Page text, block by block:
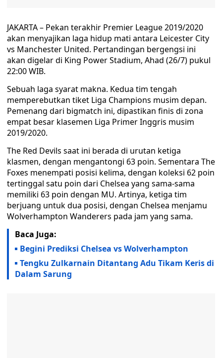
JAKARTA – Pekan terakhir Premier League 2019/2020
akan menyajikan laga hidup mati antara Leicester City
vs Manchester United. Pertandingan bergengsi ini
akan digelar di King Power Stadium, Ahad (26/7) pukul
22:00 WIB.
Sebuah laga syarat makna. Kedua tim tengah
memperebutkan tiket Liga Champions musim depan.
Pemenang dari bigmatch ini, dipastikan finis di zona
empat besar klasemen Liga Primer Inggris musim
2019/2020.
The Red Devils saat ini berada di urutan ketiga
klasmen, dengan mengantongi 63 poin. Sementara The
Foxes menempati posisi kelima, dengan koleksi 62 poin
tertinggal satu poin dari Chelsea yang sama-sama
memiliki 63 poin dengan MU. Artinya, ketiga tim
berjuang untuk dua posisi, dengan Chelsea menjamu
Wolverhampton Wanderers pada jam yang sama.
Baca Juga:
Begini Prediksi Chelsea vs Wolverhampton
Tengku Zulkarnain Ditantang Adu Tikam Keris di
Dalam Sarung